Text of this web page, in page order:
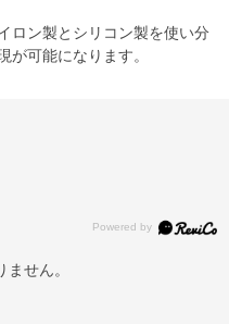
ロン製とシリコン製を使い分
が可能になります。
ません。